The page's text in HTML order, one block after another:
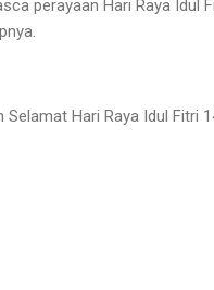
perayaan Hari Raya Idul
Hari Raya Idul Fitri